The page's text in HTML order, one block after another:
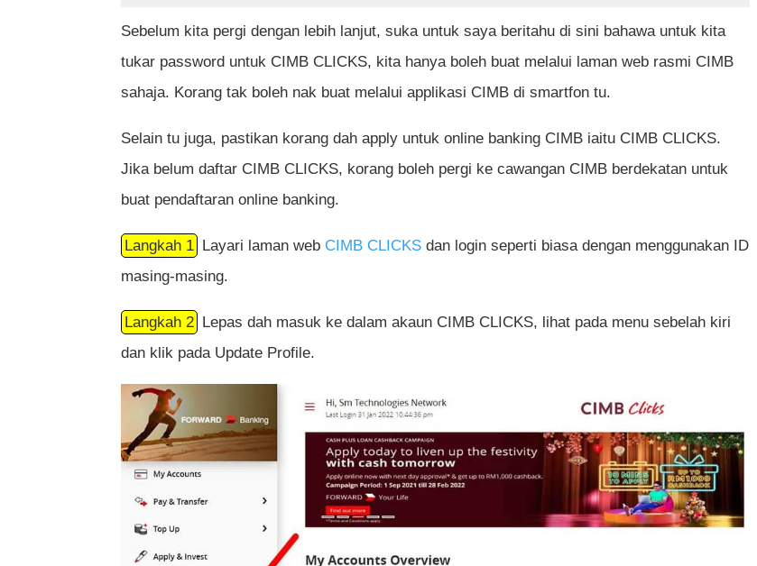
Sebelum kita pergi dengan lebih lanjut, suka untuk saya beritahu di sini bahawa untuk kita
tukar password untuk CIMB CLICKS, kita hanya boleh buat melalui laman web rasmi CIMB
sahaja. Korang tak boleh nak buat melalui applikasi CIMB di smartfon tu.
Selain tu juga, pastikan korang dah apply untuk online banking CIMB iaitu CIMB CLICKS.
Jika belum daftar CIMB CLICKS, korang boleh pergi ke cawangan CIMB berdekatan untuk
buat pendaftaran online banking.
Langkah 1 Layari laman web CIMB CLICKS dan login seperti biasa dengan menggunakan ID
masing-masing.
Langkah 2
Lepas dah masuk ke dalam akaun CIMB CLICKS, lihat pada menu sebelah kiri
dan klik pada Update Profile.